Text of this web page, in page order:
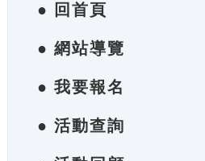
● 回首頁
● 網站導覽
● 我要報名
● 活動查詢